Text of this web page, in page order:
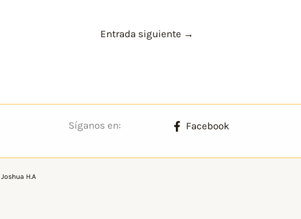
Entrada siguiente →
Síganos en: Facebook
Joshua H.A